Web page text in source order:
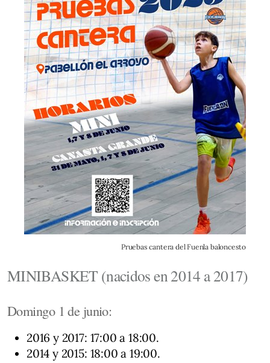
Pruebas cantera del Fuenla baloncesto
MINIBASKET (nacidos en 2014 a 2017)
Domingo 1 de junio:
2016 y 2017: 17:00 a 18:00.
2014 y 2015: 18:00 a 19:00.